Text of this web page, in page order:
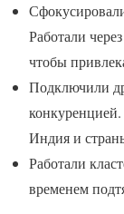
Работали
чтобы
Подключили
Индия и
Работали
временем